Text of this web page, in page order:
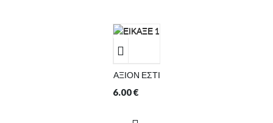
ΑΞΙΟΝ ΕΣΤΙ
6.00€